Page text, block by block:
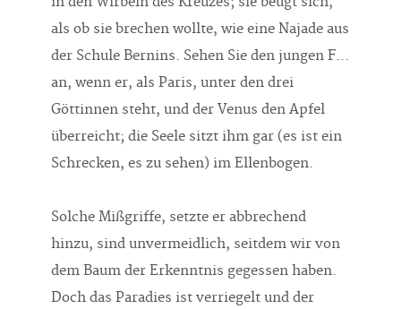
als ob sie brechen wollte, wie eine Najade aus
der Schule Bernins. Sehen Sie den jungen F...
an, wenn er, als Paris, unter den drei
Göttinnen steht, und der Venus den Apfel
überreicht; die Seele sitzt ihm gar (es ist ein
Schrecken, es zu sehen) im Ellenbogen.
Solche Mißgriffe, setzte er abbrechend
hinzu, sind unvermeidlich, seitdem wir von
dem Baum der Erkenntnis gegessen haben.
Doch das Paradies ist verriegelt und der